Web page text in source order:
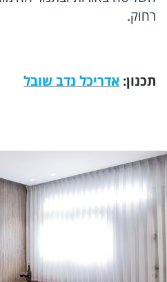
רחוק.
תכנון: אדריכל נדב שובל